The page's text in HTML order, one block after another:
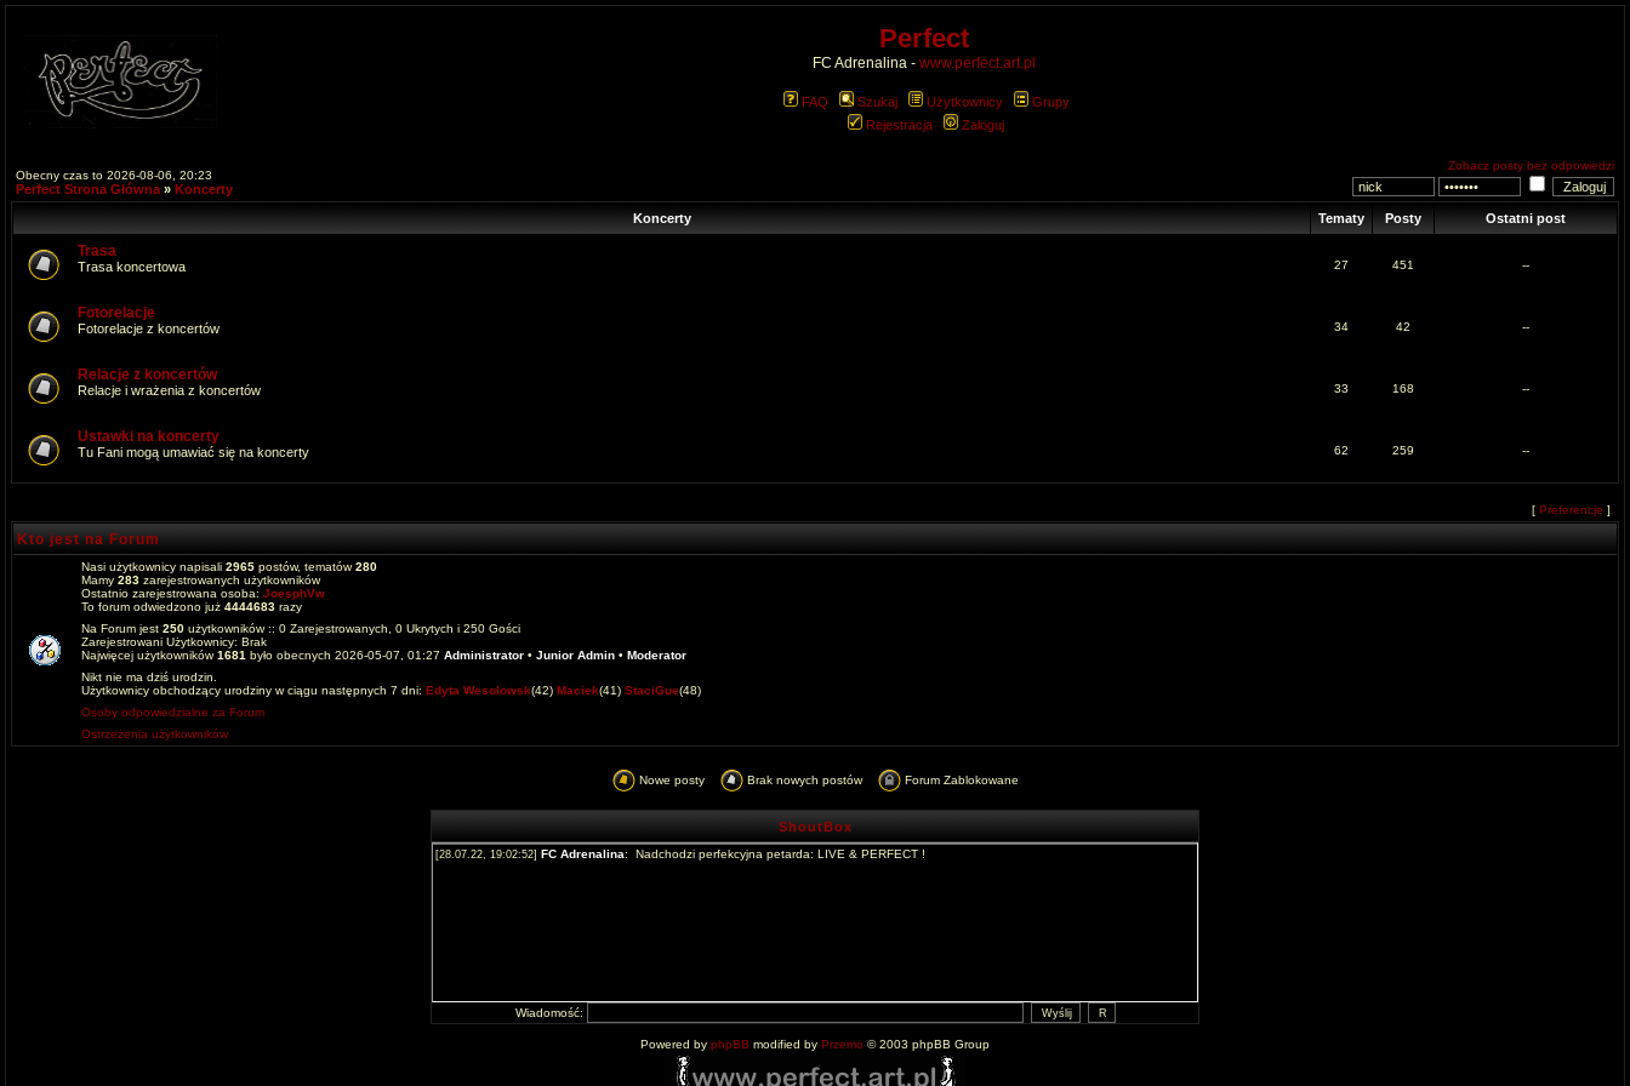
Perfect
FC Adrenalina - www.perfect.art.pl
FAQ Szukaj Użytkownicy
Grupy
Rejestracja
Zaloguj
Obecny czas to 2026-08-06, 20:23
Perfect Strona Główna » Koncerty
Zobacz posty bez odpowiedzi
Koncerty Tematy Posty Ostatni post
Trasa
Trasa koncertowa 27 451 --
Fotorelacje
Fotorelacje z koncertów 34 42 --
Relacje z koncertów
Relacje i wrażenia z koncertów 33 168 --
Ustawki na koncerty
Tu Fani mogą umawiać się na koncerty 62 259 --
[ Preferencje ]
Kto jest na Forum
Nasi użytkownicy napisali 2965 postów, tematów280
Mamy 283 zarejestrowanych użytkowników
Ostatnio zarejestrowana osoba: JoesphVw
To forum odwiedzono już 4444683 razy
Na Forum jest 250 użytkowników :: 0 Zarejestrowanych, 0 Ukrytych i 250 Gości
Zarejestrowani Użytkownicy: Brak
Najwięcej użytkowników1681 było obecnych 2026-05-07, 01:27 Administrator • Junior Admin • Moderator
Nikt nie ma dziś urodzin.
Użytkownicy obchodzący urodziny w ciągu następnych 7 dni: Edyta Wesolowsk(42) Maciek(41) StaciGue(48)
Osoby odpowiedzialne za Forum
Ostrzeżenia użytkowników
Nowe posty Brak nowych postów Forum Zablokowane
ShoutBox
Wiadomość:
Powered by phpBB modified by Przemo © 2003 phpBB Group